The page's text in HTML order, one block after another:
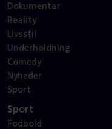
Dokumentar
Reality
Livsstil
Underholdning
Comedy
Nyheder
Sport
Sport
Fodbold